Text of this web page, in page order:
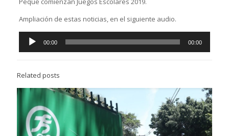
Ampliación de estas noticias, en el siguiente audio.
Reproductor
audio
00:00 00:00
Related posts